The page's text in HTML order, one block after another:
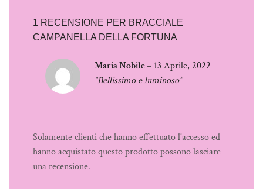
1 RECENSIONE PER BRACCIALE
CAMPANELLA DELLA FORTUNA
Maria Nobile– 13 Aprile, 2022
“Bellissimo e luminoso”
Solamente clienti che hanno effettuato l'accesso ed
hanno acquistato questo prodotto possono lasciare
una recensione.